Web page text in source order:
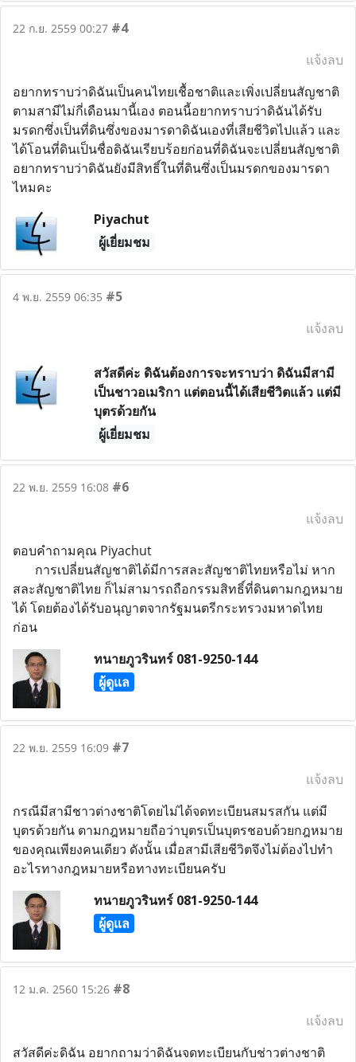
22 ก.ย. 2559 00:27 #4
แจ้งลบ
อยากทราบว่าดิฉันเป็นคนไทยเชื้อชาติและเพิ่งเปลี่ยนสัญชาติ
ตามสามีไม่กี่เดือนมานี้เอง ตอนนี้อยากทราบว่าดิฉันได้รับ
มรดกซึ่งเป็นที่ดินซึ่งของมารดาดิฉันเองที่เสียชีวิตไปแล้ว และ
ได้โอนที่ดินเป็นชื่อดิฉันเรียบร้อยก่อนที่ดิฉันจะเปลี่ยนสัญชาติ
อยากทราบว่าดิฉันยังมีสิทธิ์ในที่ดินซึ่งเป็นมรดกของมารดา
ไหมคะ
Piyachut
ผู้เยี่ยมชม
4 พ.ย. 2559 06:35 #5
แจ้งลบ
สวัสดีค่ะ ดิฉันต้องการจะทราบว่า ดิฉันมีสามี
เป็นชาวอเมริกา แต่ตอนนี้ได้เสียชีวิตแล้ว แต่มี
บุตรด้วยกัน
ผู้เยี่ยมชม
22 พ.ย. 2559 16:08 #6
แจ้งลบ
ตอบคำถามคุณ Piyachut
การเปลี่ยนสัญชาติได้มีการสละสัญชาติไทยหรือไม่ หาก
สละสัญชาติไทย ก็ไม่สามารถถือกรรมสิทธิ์ที่ดินตามกฎหมาย
ได้ โดยต้องได้รับอนุญาตจากรัฐมนตรีกระทรวงมหาดไทย
ก่อน
ทนายภูวรินทร์ 081-9250-144
ผู้ดูแล
22 พ.ย. 2559 16:09 #7
แจ้งลบ
กรณีมีสามีชาวต่างชาติโดยไม่ได้จดทะเบียนสมรสกัน แต่มี
บุตรด้วยกัน ตามกฎหมายถือว่าบุตรเป็นบุตรชอบด้วยกฎหมาย
ของคุณเพียงคนเดียว ดังนั้น เมื่อสามีเสียชีวิตจึงไม่ต้องไปทำ
อะไรทางกฎหมายหรือทางทะเบียนครับ
ทนายภูวรินทร์ 081-9250-144
ผู้ดูแล
12 ม.ค. 2560 15:26 #8
แจ้งลบ
สวัสดีค่ะดิฉัน อยากถามว่าดิฉันจดทะเบียนกับช่าวต่างชาติ